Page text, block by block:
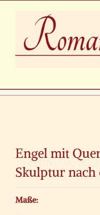
Bild
Engel mit
Skulptur
Maße: